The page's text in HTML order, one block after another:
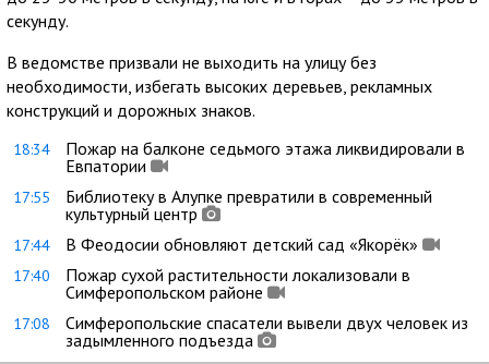
секунду.
В ведомстве призвали не выходить на улицу без
необходимости, избегать высоких деревьев, рекламных
конструкций и дорожных знаков.
18:34
Пожар на балконе седьмого этажа ликвидировали в
Евпатории
17:55
Библиотеку в Алупке превратили в современный
культурный центр
17:44 В Феодосии обновляют детский сад «Якорёк»
17:40
Пожар сухой растительности локализовали в
Симферопольском районе
17:08
Симферопольские спасатели вывели двух человек из
задымленного подъезда